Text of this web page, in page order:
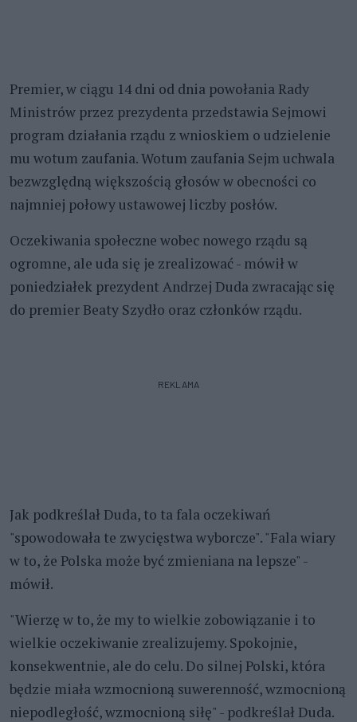
Premier, w ciągu 14 dni od dnia powołania Rady
Ministrów przez prezydenta przedstawia Sejmowi
program działania rządu z wnioskiem o udzielenie
mu wotum zaufania. Wotum zaufania Sejm uchwala
bezwzględną większością głosów w obecności co
najmniej połowy ustawowej liczby posłów.
Oczekiwania społeczne wobec nowego rządu są
ogromne, ale uda się je zrealizować - mówił w
poniedziałek prezydent Andrzej Duda zwracając się
do premier Beaty Szydło oraz członków rządu.
REKLAMA
Jak podkreślał Duda, to ta fala oczekiwań
"spowodowała te zwycięstwa wyborcze". "Fala wiary
w to, że Polska może być zmieniana na lepsze" -
mówił.
"Wierzę w to, że my to wielkie zobowiązanie i to
wielkie oczekiwanie zrealizujemy. Spokojnie,
konsekwentnie, ale do celu. Do silnej Polski, która
będzie miała wzmocnioną suwerenność, wzmocnioną
niepodległość, wzmocnioną siłę" - podkreślał Duda.